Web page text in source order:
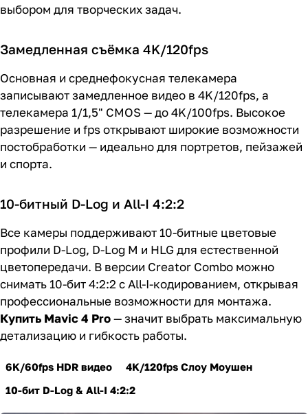
выбором для творческих задач.
Замедленная съёмка 4K/120fps
Основная и среднефокусная телекамера
записывают замедленное видео в 4K/120fps, а
телекамера 1/1,5" CMOS — до 4K/100fps. Высокое
разрешение и fps открывают широкие возможности
постобработки — идеально для портретов, пейзажей
и спорта.
10-битный D-Log и All-I 4:2:2
Все камеры поддерживают 10-битные цветовые
профили D-Log, D-Log M и HLG для естественной
цветопередачи. В версии Creator Combo можно
снимать 10-бит 4:2:2 с All-I-кодированием, открывая
профессиональные возможности для монтажа.
Купить Mavic 4 Pro— значит выбрать максимальную
детализацию и гибкость работы.
6K/60fps HDR видео
4K/120fps Слоу Моушен
10-бит D-Log & All-I 4:2:2